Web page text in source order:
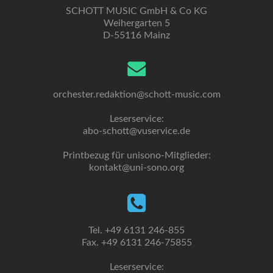
SCHOTT MUSIC GmbH & Co KG
Weihergarten 5
D-55116 Mainz
orchester.redaktion@schott-music.com
Leserservice:
abo-schott@vuservice.de
Printbezug für unisono-Mitglieder:
kontakt@uni-sono.org
Tel. +49 6131 246-855
Fax. +49 6131 246-75855
Leserservice: